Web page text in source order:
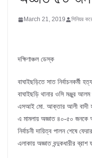
March 21, 2019 সিনিয়র
দক্ষিণাঞ্চল ডেস্ক
বাঘাইছড়িতে সাত নির্বাচনকর্মী
বাঘাইছড়ি থানার ওসি মঞ্জুর আলম
এসআই মো. আক্তার আলী বাদী
এ মামলায় অজ্ঞাত ৪০-৫০ জনকে
নির্বাচনী দায়িত্ব পালন শেষে
এলাকায় অজ্ঞাত বন্দুকধারীর